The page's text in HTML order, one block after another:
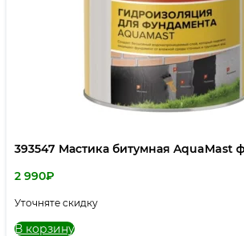
393547 Мастика битумная AquaMast
2 990₽
Уточняте скидку
В корзину